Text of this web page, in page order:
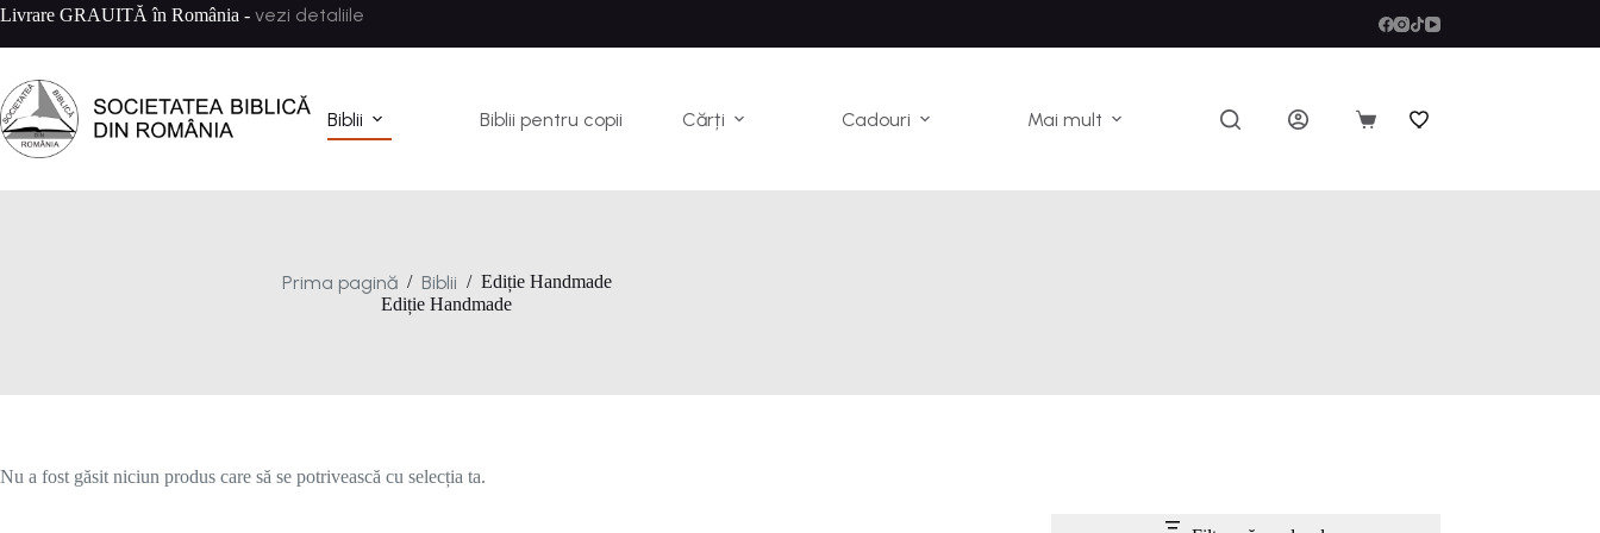
Sari
conținut
Livrare GRAUITĂ în România - vezi detaliile
Biblii Biblii pentru copii Cărți Cadouri Mai mult
Coș
Prima pagină / Biblii / Ediție Handmade
Ediție Handmade
Nu a fost găsit niciun produs care să se potrivească cu selecția ta.